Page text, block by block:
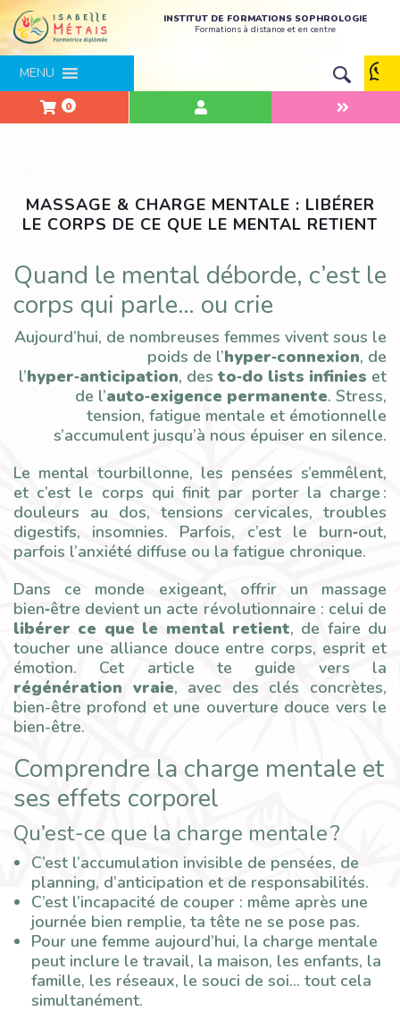
INSTITUT DE FORMATIONS SOPHROLOGIE
Formations à distance et en centre
MENU
0
MASSAGE & CHARGE MENTALE : LIBÉRER
LE CORPS DE CE QUE LE MENTAL RETIENT
Quand le mental déborde, c’est le
corps qui parle… ou crie
Aujourd’hui, de nombreuses femmes vivent sous le
poids de l’hyper‑connexion, de
l’hyper‑anticipation, des to‑do lists infinies et
de l’auto‑exigence permanente. Stress,
tension, fatigue mentale et émotionnelle
s’accumulent jusqu’à nous épuiser en silence.
Le mental tourbillonne, les pensées s’emmêlent,
et c’est le corps qui finit par porter la charge :
douleurs au dos, tensions cervicales, troubles
digestifs, insomnies. Parfois, c’est le burn‑out,
parfois l’anxiété diffuse ou la fatigue chronique.
Dans ce monde exigeant, offrir un massage
bien‑être devient un acte révolutionnaire : celui de
libérer ce que le mental retient, de faire du
toucher une alliance douce entre corps, esprit et
émotion. Cet article te guide vers la
régénération vraie, avec des clés concrètes,
bien-être profond et une ouverture douce vers le
bien-être.
Comprendre la charge mentale et
ses effets corporel
Qu’est-ce que la charge mentale ?
C’est l’accumulation invisible de pensées, de
planning, d’anticipation et de responsabilités.
C’est l’incapacité de couper : même après une
journée bien remplie, ta tête ne se pose pas.
Pour une femme aujourd’hui, la charge mentale
peut inclure le travail, la maison, les enfants, la
famille, les réseaux, le souci de soi… tout cela
simultanément.